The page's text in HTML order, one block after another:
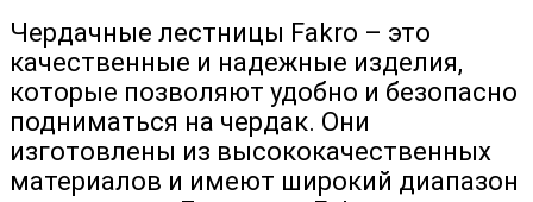
Чердачные лестницы Fakro – это
качественные и надежные изделия,
которые позволяют удобно и безопасно
подниматься на чердак. Они
изготовлены из высококачественных
материалов и имеют широкий диапазон